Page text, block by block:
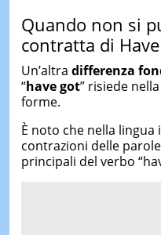
Quando non si
contratta di
Un’altra differenza
“have got” risiede
forme.
È noto che nella
contrazioni delle
principali del verbo